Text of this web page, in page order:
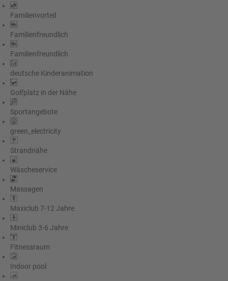
Familienvorteil
Familienfreundlich
Familienfreundlich
deutsche Kinderanimation
Golfplatz in der Nähe
Sportangebote
green_electricity
Strandnähe
Wäscheservice
Massagen
Maxiclub 7-12 Jahre
Miniclub 3-6 Jahre
Fitnessraum
Indoor pool